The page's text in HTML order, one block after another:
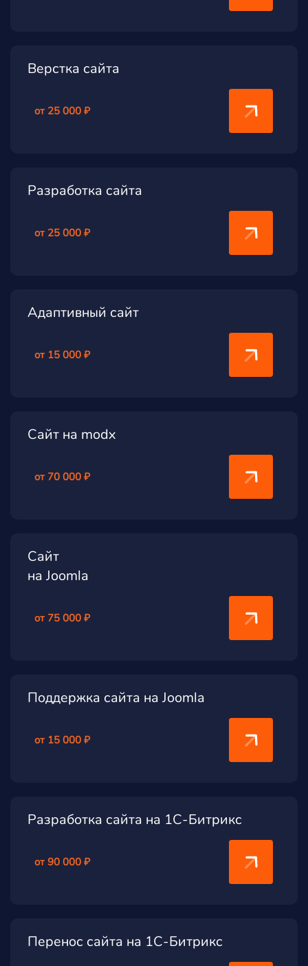
Верстка сайта
от 25 000 ₽
Разработка сайта
от 25 000 ₽
Адаптивный сайт
от 15 000 ₽
Сайт на modx
от 70 000 ₽
Сайт
на Joomla
от 75 000 ₽
Поддержка сайта на Joomla
от 15 000 ₽
Разработка сайта на 1С-Битрикс
от 90 000 ₽
Перенос сайта на 1С-Битрикс